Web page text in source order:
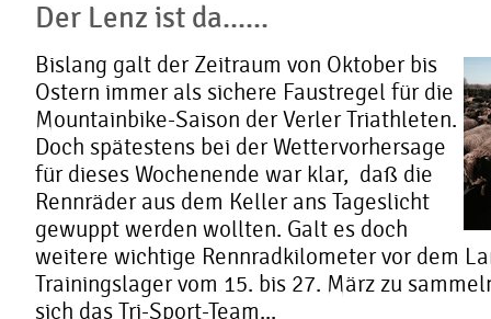
Der Lenz ist da......
Bislang galt der Zeitraum von Oktober bis
Ostern immer als sichere Faustregel für die
Mountainbike-Saison der Verler Triathleten.
Doch spätestens bei der Wettervorhersage
für dieses Wochenende war klar, daß die
Rennräder aus dem Keller ans Tageslicht
gewuppt werden wollten. Galt es doch
weitere wichtige Rennradkilometer vor dem
Trainingslager vom 15. bis 27. März zu
sich das Tri-Sport-Team...